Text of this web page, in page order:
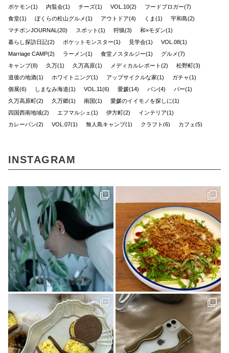
ポケモン(1)
内覧会(1) チーズ(1) VOL.10(2)
フードブロガー(7)
食堂(1)
ぼくらの松山グルメ(1) アウトドア(4) くま(1)
宇和島(2)
マチボンJOURNAL(20)
スポット(1) 狩猟(3)
和×モダン(1)
暮らし探訪日記(2)
ポケットモンスター(1) 見学会(1)
VOL.08(1)
Marriage CAMP(2)
ラーメン(1) 食堂ノスタルジー(1)
グルメ(7)
キャンプ(8)
久万(1) 久万高原(1) メディカルレポート(2)
松野町(3)
道後の地酒(1)
ホワイトニング(1) アップサイクルな家(1)
ガチャ(1)
個展(6)
しまなみ海道(1) VOL.11(6) 愛媛(14) パン(4)
バー(1)
久万高原町(2)
久万郷(1) 南国(1)
愛媛のイイモノを探しに(1)
四国西南地域(2)
エフマルシェ(1) 伊方町(2)
インテリア(1)
カレーパン(2)
VOL.07(1) 無人島キャンプ(1) クラフト(6)
カフェ(5)
ポケモンカードゲーム(1)
人気ブロガー(2)
ハズミズム(2) 味な店(1)
D&DEPARTMENT(1)
スケジュール帳(1)
Sugomoru. 白石建設工業株式会社(1)
平岡 宏幸さん(1)
シンガーソングライター(1)
しまなみを巡るたび(2)
ケンブン(16)
大喫茶展(1) 外国人(1) SNAP(1)
松山(2)
ナガオカケンメイ(1)
きみとバンド(1) 花菖蒲(1) イベント(27)
手帳(1)
新日本建設 株式会社(1)
カリーゴッドスパイス(2)
母の日(1)
ちゃんゆ胃(1)
今治(2) マルシャ(6) 愛媛イベント(2)
ランチ(3)
マチボン高知(1)
Story of cheesecake.(1) マリメッコ(1)
介護(2)
西予(1)
山の学び舎 古岩屋(1) KURASU(1)
ジビエ料理(1)
スパイス探訪(2)
ギフト(3)
タグを削除: YODOSENサポーター YODOSENサポーター(1)
ほわいとファーム(4)
マルシェ(9) 隠れ家カフェ(1)
愛媛のイイモノを探しに！(2)
石本藤雄(1)
ヒロ建設工業(4)
岡村島(3)
民藝(3) アーキテクト工房 Pure(2)
素敵な暮らしを訪ねて(1)
プレゼント(1)
予土線(1) アイス(1) VOL.09(2)
パン屋(2)
INSTAGRAM